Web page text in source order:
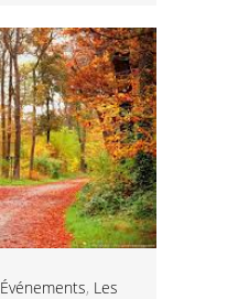
Événements, Les